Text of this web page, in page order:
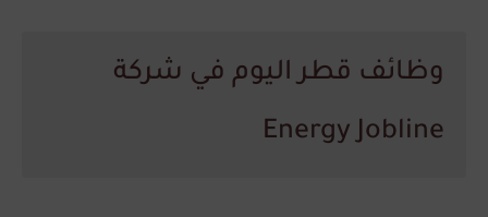
وظائف قطر اليوم في شركة
Energy Jobline